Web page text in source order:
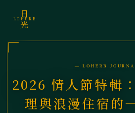
日
LOHERB
光
— LOHERB
2026 情人節特輯
理與浪漫住宿的